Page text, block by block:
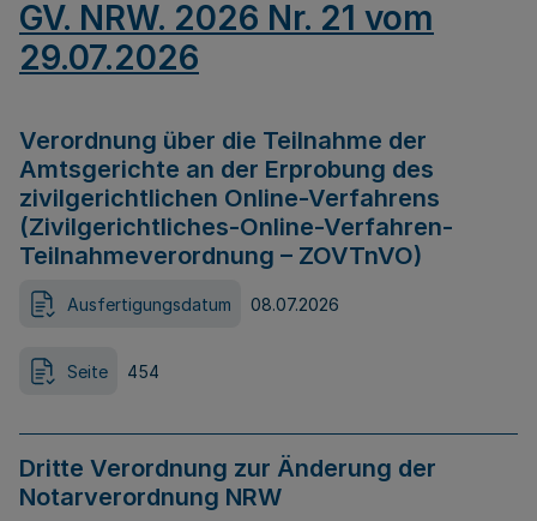
GV. NRW. 2026 Nr. 21 vom
29.07.2026
Verordnung über die Teilnahme der
Amtsgerichte an der Erprobung des
zivilgerichtlichen Online-Verfahrens
(Zivilgerichtliches-Online-Verfahren-
Teilnahmeverordnung – ZOVTnVO)
Ausfertigungsdatum 08.07.2026
Seite 454
Dritte Verordnung zur Änderung der
Notarverordnung NRW